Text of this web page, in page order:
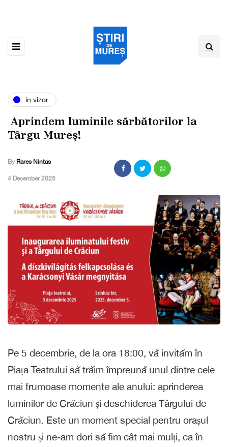
in vizor
Aprindem luminile sărbătorilor la
Târgu Mureș!
By Rares Nintas
,4 December 2025
Pe 5 decembrie, de la ora 18:00, vă invităm în
Piața Teatrului să trăim împreună unul dintre cele
mai frumoase momente ale anului: aprinderea
luminilor de Crăciun și deschiderea Târgului de
Crăciun. Este un moment special pentru orașul
nostru și ne-am dori să fim cât mai mulți, ca în